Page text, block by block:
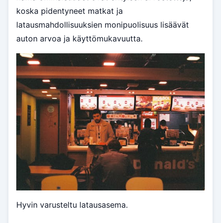
koska pidentyneet matkat ja
latausmahdollisuuksien monipuolisuus lisäävät
auton arvoa ja käyttömukavuutta.
Hyvin varusteltu latausasema.